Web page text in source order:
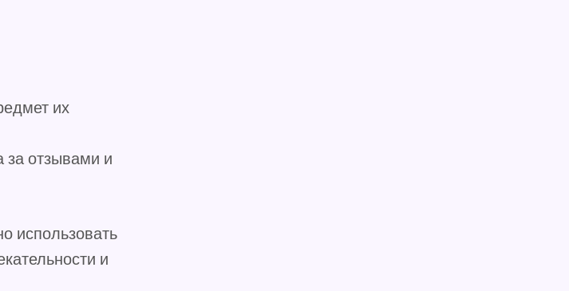
их
за отзывами и
использовать
и